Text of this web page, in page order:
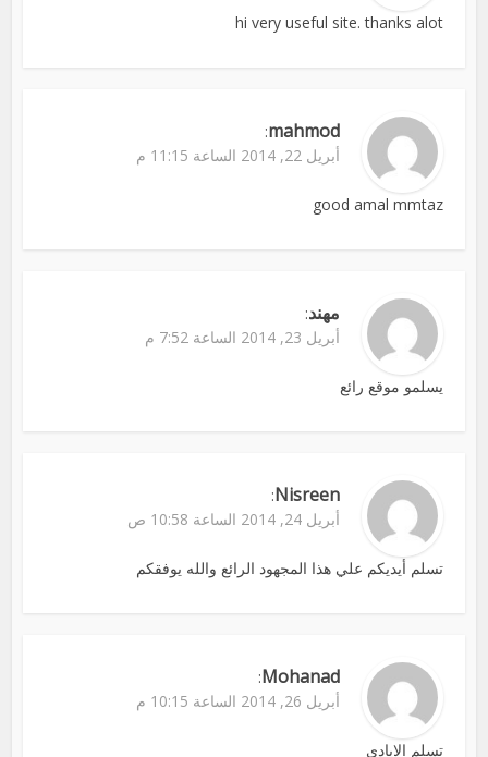
hi very useful site. thanks alot
mahmod
:
أبريل 22, 2014 الساعة 11:15 م
good amal mmtaz
مهند:
أبريل 23, 2014 الساعة 7:52 م
يسلمو موقع رائع
Nisreen
:
أبريل 24, 2014 الساعة 10:58 ص
تسلم أيديكم علي هذا المجهود الرائع والله يوفقكم
Mohanad
:
أبريل 26, 2014 الساعة 10:15 م
تسلم الايادي